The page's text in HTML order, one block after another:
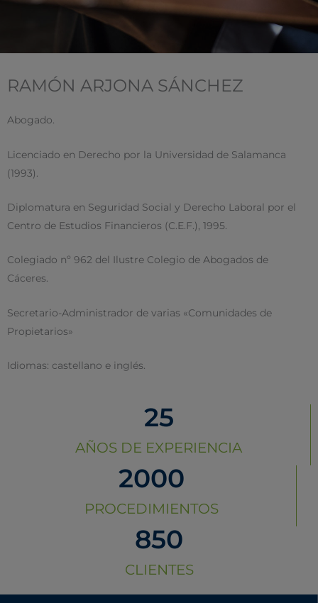
RAMÓN ARJONA SÁNCHEZ
Abogado.
Licenciado en Derecho por la Universidad de Salamanca
(1993).
Diplomatura en Seguridad Social y Derecho Laboral por el
Centro de Estudios Financieros (C.E.F.), 1995.
Colegiado nº 962 del Ilustre Colegio de Abogados de
Cáceres.
Secretario-Administrador de varias «Comunidades de
Propietarios»
Idiomas: castellano e inglés.
AÑOS DE EXPERIENCIA
25
PROCEDIMIENTOS
2000
CLIENTES
850